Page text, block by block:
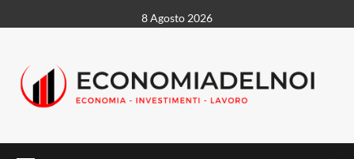
al
8 Agosto 2026